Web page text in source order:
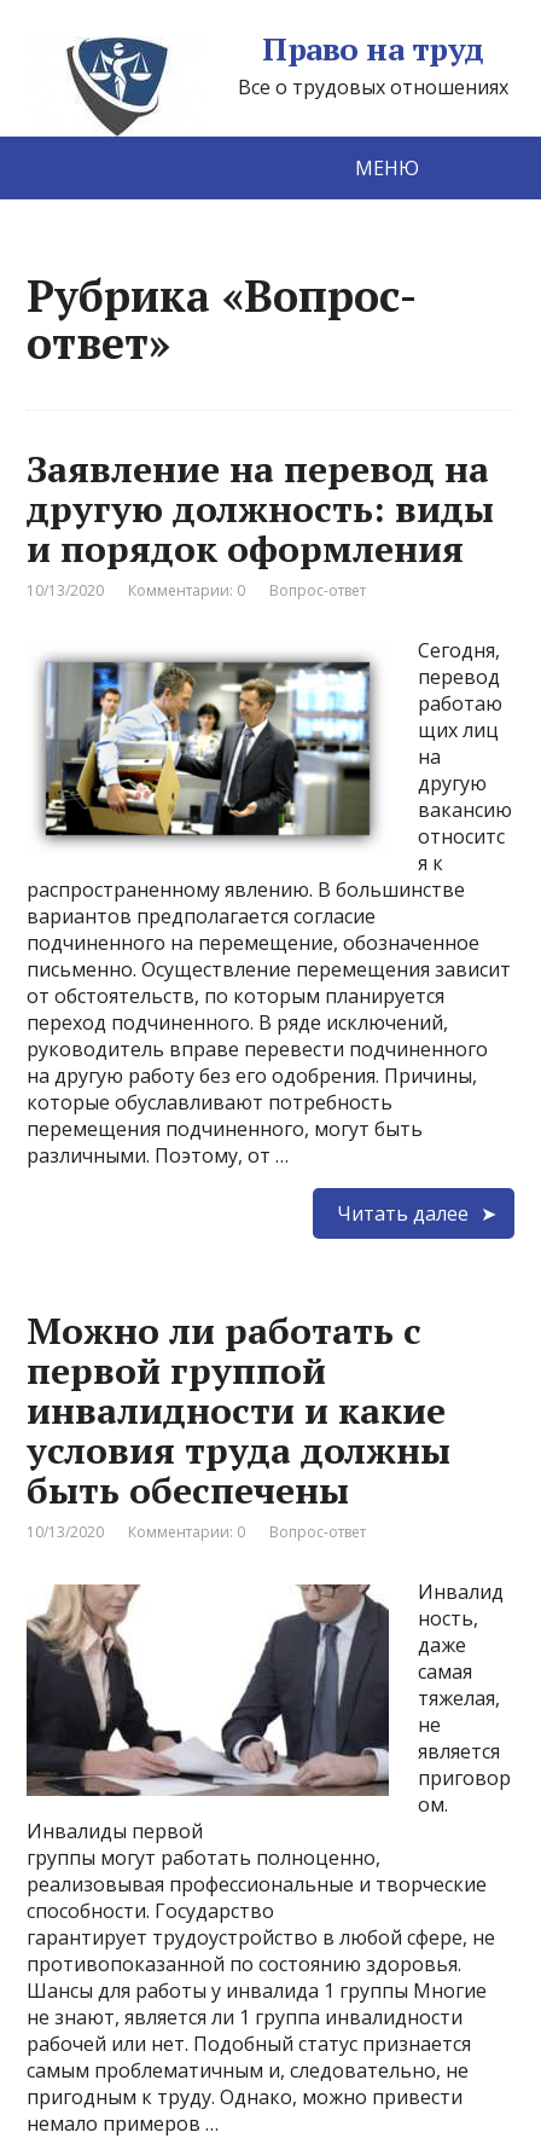
Право на труд
Все о трудовых отношениях
МЕНЮ
Рубрика «Вопрос-
ответ»
Заявление на перевод на
другую должность: виды
и порядок оформления
10/13/2020 Комментарии: 0 Вопрос-ответ
Сегодня,
перевод
работаю
щих лиц
на
другую
вакансию
относитс
я к
распространенному явлению. В большинстве
вариантов предполагается согласие
подчиненного на перемещение, обозначенное
письменно. Осуществление перемещения зависит
от обстоятельств, по которым планируется
переход подчиненного. В ряде исключений,
руководитель вправе перевести подчиненного
на другую работу без его одобрения. Причины,
которые обуславливают потребность
перемещения подчиненного, могут быть
различными. Поэтому, от …
Читать далее
Можно ли работать с
первой группой
инвалидности и какие
условия труда должны
быть обеспечены
10/13/2020 Комментарии: 0 Вопрос-ответ
Инвалид
ность,
даже
самая
тяжелая,
не
является
приговор
ом.
Инвалиды первой
группы могут работать полноценно,
реализовывая профессиональные и творческие
способности. Государство
гарантирует трудоустройство в любой сфере, не
противопоказанной по состоянию здоровья.
Шансы для работы у инвалида 1 группы Многие
не знают, является ли 1 группа инвалидности
рабочей или нет. Подобный статус признается
самым проблематичным и, следовательно, не
пригодным к труду. Однако, можно привести
немало примеров …